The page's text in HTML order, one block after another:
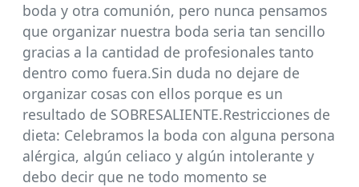
boda y otra comunión, pero nunca pensamos
que organizar nuestra boda seria tan sencillo
gracias a la cantidad de profesionales tanto
dentro como fuera.Sin duda no dejare de
organizar cosas con ellos porque es un
resultado de SOBRESALIENTE.Restricciones de
dieta: Celebramos la boda con alguna persona
alérgica, algún celiaco y algún intolerante y
debo decir que ne todo momento se